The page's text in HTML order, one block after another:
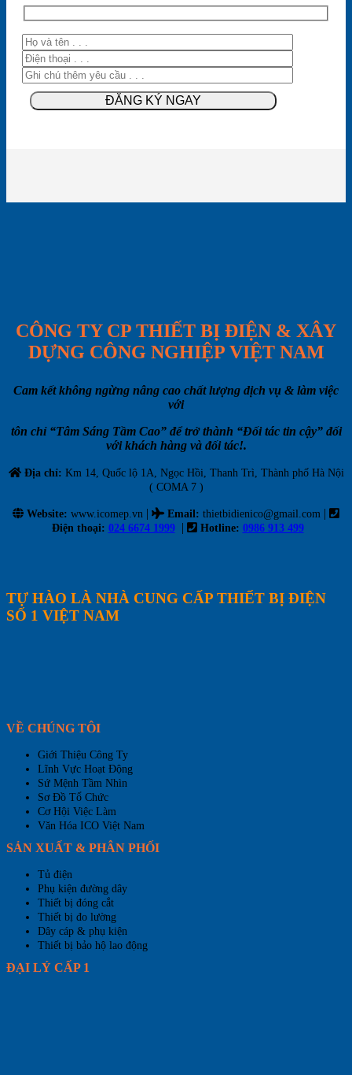
CÔNG TY CP THIẾT BỊ ĐIỆN & XÂY
DỰNG CÔNG NGHIỆP VIỆT NAM
Cam kết không ngừng nâng cao chất lượng dịch vụ & làm việc
với
tôn chỉ “Tâm Sáng Tầm Cao” để trở thành “Đối tác tin cậy” đối
với khách hàng và đối tác!.
Địa chỉ: Km 14, Quốc lộ 1A, Ngọc Hồi, Thanh Trì, Thành phố Hà Nội
( COMA 7 )
Website: www.icomep.vn | Email: thietbidienico@gmail.com |
Điện thoại: 024 6674 1999 | Hotline: 0986 913 499
TỰ HÀO LÀ NHÀ CUNG CẤP THIẾT BỊ ĐIỆN
SỐ 1 VIỆT NAM
VỀ CHÚNG TÔI
Giới Thiệu Công Ty
Lĩnh Vực Hoạt Động
Sứ Mệnh Tầm Nhìn
Sơ Đồ Tổ Chức
Cơ Hội Việc Làm
Văn Hóa ICO Việt Nam
SẢN XUẤT & PHÂN PHỐI
Tủ điện
Phụ kiện đường dây
Thiết bị đóng cắt
Thiết bị đo lường
Dây cáp & phụ kiện
Thiết bị bảo hộ lao động
ĐẠI LÝ CẤP 1